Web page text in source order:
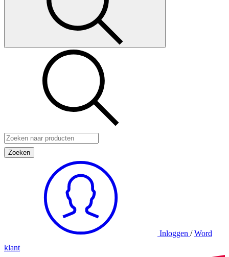
Zoeken
Inloggen /Word
klant